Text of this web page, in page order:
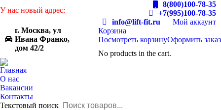
У нас новый адрес:
г. Москва, ул
Ивана Франко,
дом 42/2
8(800)100-78-35
+7(995)100-78-35
info@lift-fit.ru
Мой аккаунт
Корзина
Посмотреть корзинуОформить заказ
No products in the cart.
Главная
О нас
Вакансии
Контакты
Текстовый поиск